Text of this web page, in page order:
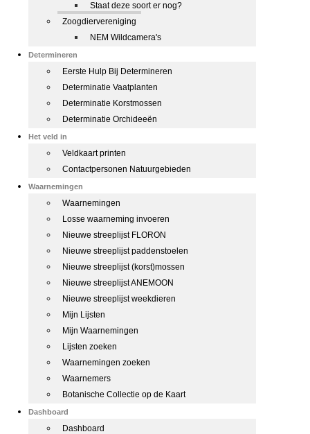
Staat deze soort er nog?
Zoogdiervereniging
NEM Wildcamera's
Determineren
Eerste Hulp Bij Determineren
Determinatie Vaatplanten
Determinatie Korstmossen
Determinatie Orchideeën
Het veld in
Veldkaart printen
Contactpersonen Natuurgebieden
Waarnemingen
Waarnemingen
Losse waarneming invoeren
Nieuwe streeplijst FLORON
Nieuwe streeplijst paddenstoelen
Nieuwe streeplijst (korst)mossen
Nieuwe streeplijst ANEMOON
Nieuwe streeplijst weekdieren
Mijn Lijsten
Mijn Waarnemingen
Lijsten zoeken
Waarnemingen zoeken
Waarnemers
Botanische Collectie op de Kaart
Dashboard
Dashboard